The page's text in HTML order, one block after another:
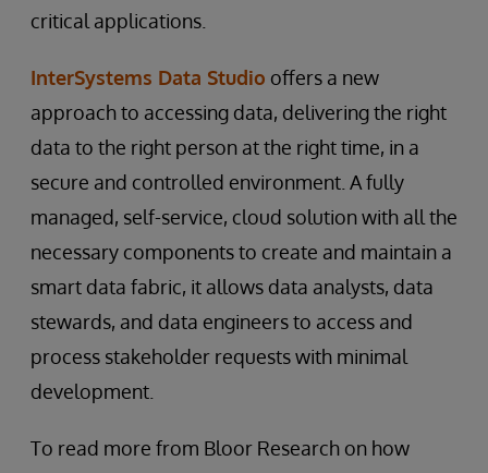
critical applications.
InterSystems Data Studio offers a new
approach to accessing data, delivering the right
data to the right person at the right time, in a
secure and controlled environment. A fully
managed, self-service, cloud solution with all the
necessary components to create and maintain a
smart data fabric, it allows data analysts, data
stewards, and data engineers to access and
process stakeholder requests with minimal
development.
To read more from Bloor Research on how